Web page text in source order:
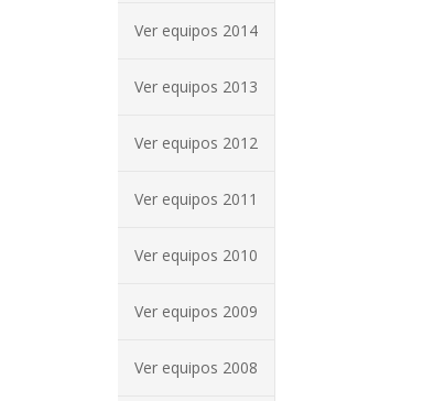
Ver equipos 2014
Ver equipos 2013
Ver equipos 2012
Ver equipos 2011
Ver equipos 2010
Ver equipos 2009
Ver equipos 2008